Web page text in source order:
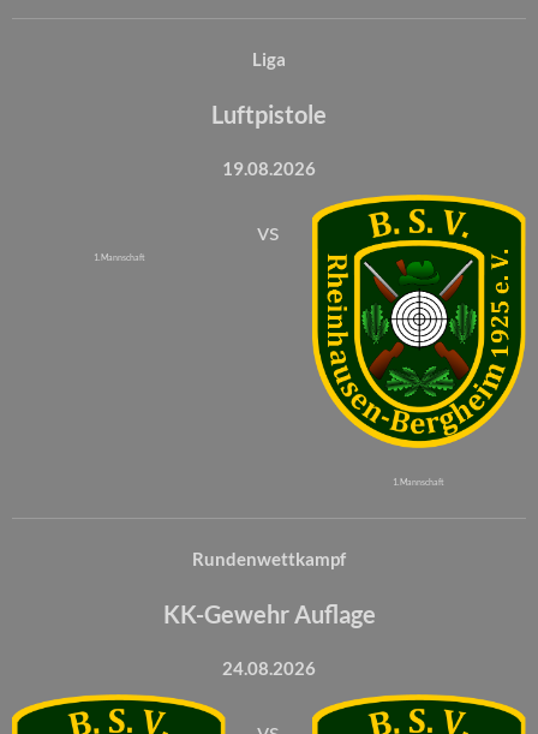
Liga
Luftpistole
19.08.2026
1. Mannschaft
vs
1. Mannschaft
Rundenwettkampf
KK-Gewehr Auflage
24.08.2026